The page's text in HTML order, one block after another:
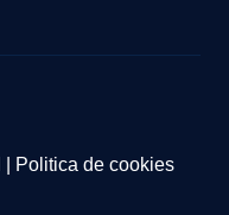
Politica de cookies